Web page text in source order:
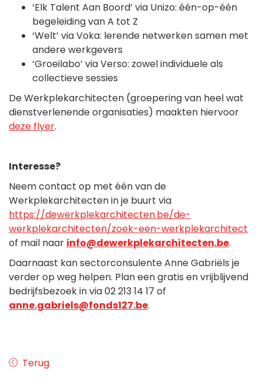
‘Elk Talent Aan Boord’ via Unizo: één-op-één
begeleiding van A tot Z
‘Welt’ via Voka: lerende netwerken samen met
andere werkgevers
‘Groeilabo’ via Verso: zowel individuele als
collectieve sessies
De Werkplekarchitecten (groepering van heel wat
dienstverlenende organisaties) maakten hiervoor
deze flyer.
Interesse?
Neem contact op met één van de
Werkplekarchitecten in je buurt via
https://dewerkplekarchitecten.be/de-
werkplekarchitecten/zoek-een-werkplekarchitect
of mail naar info@dewerkplekarchitecten.be.
Daarnaast kan sectorconsulente Anne Gabriëls je
verder op weg helpen. Plan een gratis en vrijblijvend
bedrijfsbezoek in via 02 213 14 17 of
anne.gabriels@fonds127.be.
Terug